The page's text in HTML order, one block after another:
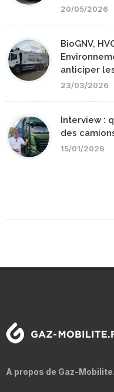
20/05/2026
BioGNV,
anticiper
23/03/2026
Interview :
des
15/01/2026
A propos de Gaz-